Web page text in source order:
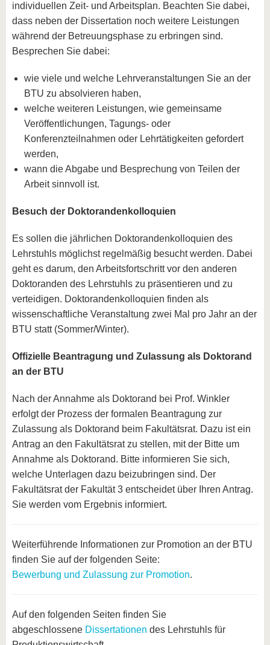
individuellen Zeit- und Arbeitsplan. Beachten Sie dabei,
dass neben der Dissertation noch weitere Leistungen
während der Betreuungsphase zu erbringen sind.
Besprechen Sie dabei:
wie viele und welche Lehrveranstaltungen Sie an der
BTU zu absolvieren haben,
welche weiteren Leistungen, wie gemeinsame
Veröffentlichungen, Tagungs- oder
Konferenzteilnahmen oder Lehrtätigkeiten gefordert
werden,
wann die Abgabe und Besprechung von Teilen der
Arbeit sinnvoll ist.
Besuch der Doktorandenkolloquien
Es sollen die jährlichen Doktorandenkolloquien des
Lehrstuhls möglichst regelmäßig besucht werden. Dabei
geht es darum, den Arbeitsfortschritt vor den anderen
Doktoranden des Lehrstuhls zu präsentieren und zu
verteidigen. Doktorandenkolloquien finden als
wissenschaftliche Veranstaltung zwei Mal pro Jahr an der
BTU statt (Sommer/Winter).
Offizielle Beantragung und Zulassung als Doktorand
an der BTU
Nach der Annahme als Doktorand bei Prof. Winkler
erfolgt der Prozess der formalen Beantragung zur
Zulassung als Doktorand beim Fakultätsrat. Dazu ist ein
Antrag an den Fakultätsrat zu stellen, mit der Bitte um
Annahme als Doktorand. Bitte informieren Sie sich,
welche Unterlagen dazu beizubringen sind. Der
Fakultätsrat der Fakultät 3 entscheidet über Ihren Antrag.
Sie werden vom Ergebnis informiert.
Weiterführende Informationen zur Promotion an der BTU
finden Sie auf der folgenden Seite:
Bewerbung und Zulassung zur Promotion.
Auf den folgenden Seiten finden Sie
abgeschlossene Dissertationen des Lehrstuhls für